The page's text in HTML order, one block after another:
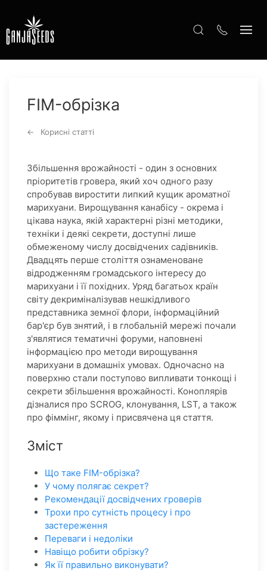
FIM-обрізка
Корисні статті
Збільшення врожайності - один з основних
пріоритетів гровера, який хоч одного разу
спробував виростити липкий кущик ароматної
марихуани. Вирощування канабісу - окрема і
цікава наука, якій характерні різні методики,
техніки і деякі секрети, доступні лише
обмеженому числу досвідчених садівників.
Двадцять перше століття ознаменоване
відродженням громадського інтересу до
марихуани і її похідних. Уряд багатьох країн
світу декриміналізував нешкідливого
представника земної флори, інформаційний
бар'єр був знятий, і в глобальній мережі почали
з'являтися тематичні форуми, наповнені
інформацією про методи вирощування
марихуани в домашніх умовах. Одночасно на
поверхню стали поступово випливати тонкощі і
секрети збільшення врожайності. Коноплярів
дізналися про SCROG, клонування, LST, а також
про фіммінг, якому і присвячена ця стаття.
Зміст
Що таке FIM-обрізка?
У чому полягає секрет?
Рекомендації досвідчених гроверів
Трохи про сутність процесу і про
застереження
Переваги і недоліки
Навіщо робити обрізку?
Як її правильно виконувати?